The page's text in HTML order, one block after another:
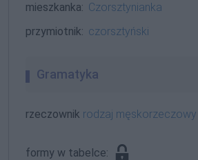
mieszkanka: Czorsztynianka
przymiotnik: czorsztyński
Gramatyka
rzeczownik rodzaj męskorzeczowy
formy w tabelce: